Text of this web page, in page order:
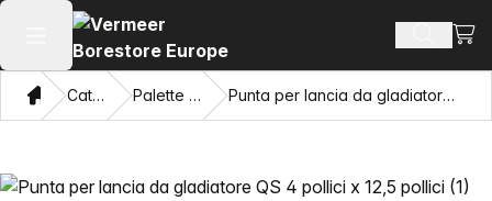
Apri il menu principale Cerca
Home page
Catalogo Palette di scavo Punta per lancia da gladiatore QS 4 pollici x 12,5 pollici